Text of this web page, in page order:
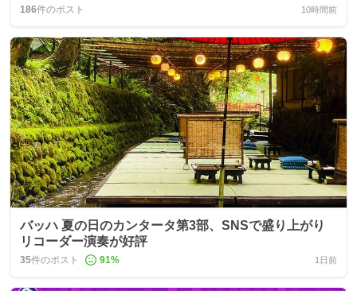
186件のポスト 10時間前
バッハ 夏の日のカンタータ第3部、SNSで盛り上がり
リコーダー演奏が好評
35件のポスト 91% 1日前